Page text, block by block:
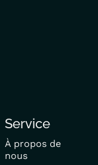
Service
À propos de
nous